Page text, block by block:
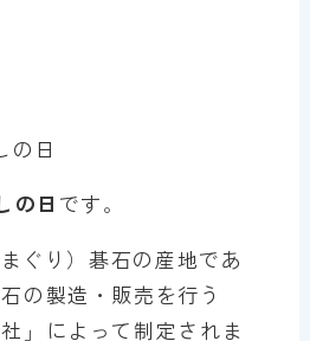
の日 です。
ぐり）碁石の産地であ
の製造・販売を行う
」によって制定されま